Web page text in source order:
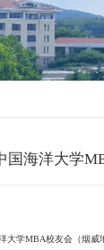
国海洋大学
大学MBA校友会（烟